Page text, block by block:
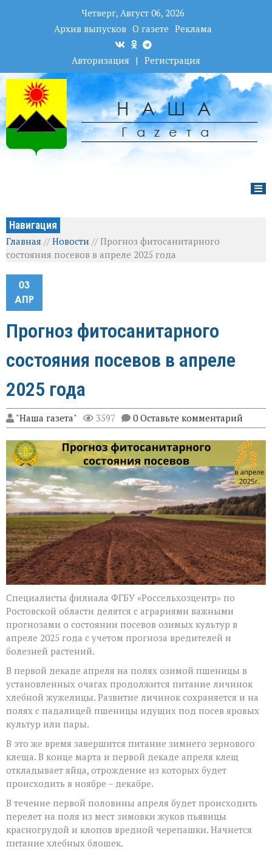
Четверг, Август 06, 2026
Архив выпусков О газете Реклама
Авторизация | Регистрация
НАША
Гаzета
Навигация
Главная //Новости //Прогноз фитосанитарного
состояния посевов в апреле 2025 года
03
АПР
Прогноз фитосанитарного
состояния посевов в апреле
2025 года
"Наша газета" 3597 0 Оставьте комментарий
Специалисты филиала ФГБУ «Россельхозцентр» по
Ростовской области делятся с аграриями важными
прогнозами о состоянии посевов озимых культур в
апреле 2025 года с учетом прогноза вредителей и
болезней растений.
В первой декаде апреля на полях озимой пшеницы в
установленных очагах продолжится питание личинок
хлебной жужелицы. Развитие личинок сохраняется и на
полях с падалицей пшеницы идущих под посев яровых
культур или пары.
В это же время завершится питание зимнего зернового
клеща. В конце марта и первой декаде апреля клещ
откладывает яйца, отрождение из которых будет
происходить в ноябре – декабре.
В течение первой половины апреля будет происходить
перелет на поля из мест зимовки жуков пьявицы
красногрудой и клопов вредной черепашки. Начнется
питание хлебных блошек.